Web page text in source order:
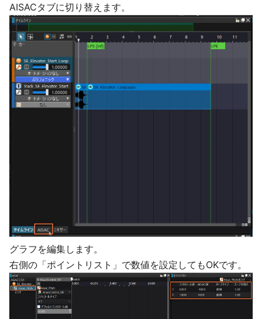
AISACタブに切り替えます。
グラフを編集します。
右側の「ポイントリスト」で数値を設定してもOKです。